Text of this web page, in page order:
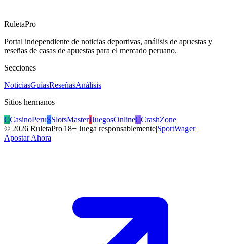
RuletaPro
Portal independiente de noticias deportivas, análisis de apuestas y
reseñas de casas de apuestas para el mercado peruano.
Secciones
NoticiasGuíasReseñasAnálisis
Sitios hermanos
CCasinoPeruSSlotsMasterJJuegosOnlineCCrashZone
© 2026 RuletaPro|18+ Juega responsablemente|SportWager
Apostar Ahora